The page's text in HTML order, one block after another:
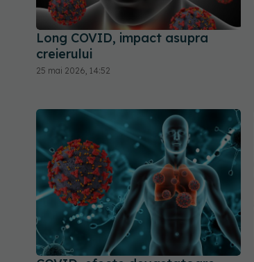
Long COVID, impact asupra
creierului
25 mai 2026, 14:52